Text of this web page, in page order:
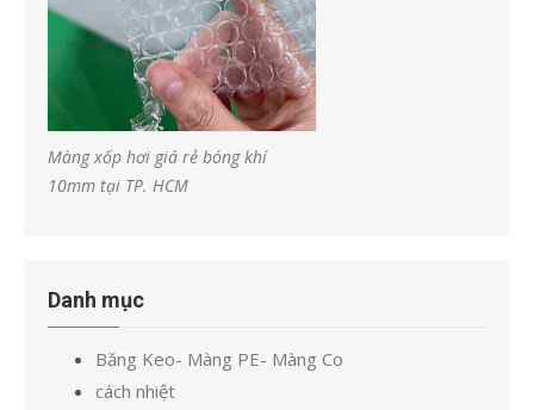
Màng xốp hơi giá rẻ bóng khí
10mm tại TP. HCM
Danh mục
Băng Keo- Màng PE- Màng Co
cách nhiệt